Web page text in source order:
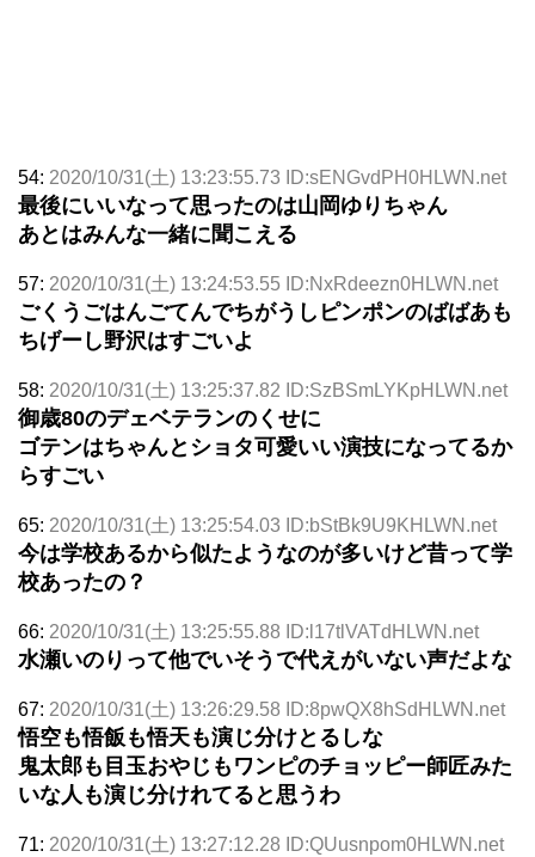
54: 2020/10/31(土) 13:23:55.73 ID:sENGvdPH0HLWN.net
最後にいいなって思ったのは山岡ゆりちゃん
あとはみんな一緒に聞こえる
57: 2020/10/31(土) 13:24:53.55 ID:NxRdeezn0HLWN.net
ごくうごはんごてんでちがうしピンポンのばばあも
ちげーし野沢はすごいよ
58: 2020/10/31(土) 13:25:37.82 ID:SzBSmLYKpHLWN.net
御歳80のデェベテランのくせに
ゴテンはちゃんとショタ可愛いい演技になってるか
らすごい
65: 2020/10/31(土) 13:25:54.03 ID:bStBk9U9KHLWN.net
今は学校あるから似たようなのが多いけど昔って学
校あったの？
66: 2020/10/31(土) 13:25:55.88 ID:l17tlVATdHLWN.net
水瀬いのりって他でいそうで代えがいない声だよな
67: 2020/10/31(土) 13:26:29.58 ID:8pwQX8hSdHLWN.net
悟空も悟飯も悟天も演じ分けとるしな
鬼太郎も目玉おやじもワンピのチョッピー師匠みた
いな人も演じ分けれてると思うわ
71: 2020/10/31(土) 13:27:12.28 ID:QUusnpom0HLWN.net